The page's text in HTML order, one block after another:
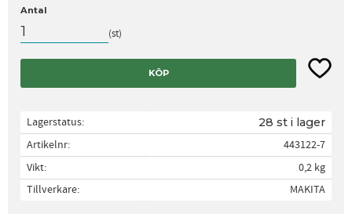
Antal
st
KÖP Lägg
Lagerstatus 28 st i lager
Artikelnr
443122-7
Vikt
0,2 kg
Tillverkare
MAKITA